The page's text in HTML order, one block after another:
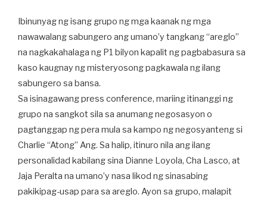
Ibinunyag ng isang grupo ng mga kaanak ng mga
nawawalang sabungero ang umano’y tangkang “areglo”
na nagkakahalaga ng P1 bilyon kapalit ng pagbabasura sa
kaso kaugnay ng misteryosong pagkawala ng ilang
sabungero sa bansa.
Sa isinagawang press conference, mariing itinanggi ng
grupo na sangkot sila sa anumang negosasyon o
pagtanggap ng pera mula sa kampo ng negosyanteng si
Charlie “Atong” Ang. Sa halip, itinuro nila ang ilang
personalidad kabilang sina ­Dianne Loyola, Cha Lasco, at
Jaja Peralta na umano’y nasa likod ng sinasabing
pakikipag-usap para sa areglo. Ayon sa grupo, malapit